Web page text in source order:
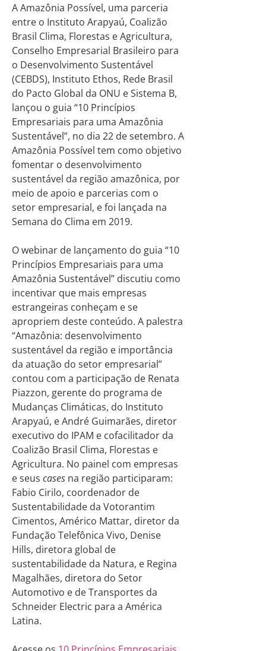
A Amazônia Possível, uma parceria
entre o Instituto Arapyaú, Coalizão
Brasil Clima, Florestas e Agricultura,
Conselho Empresarial Brasileiro para
o Desenvolvimento Sustentável
(CEBDS), Instituto Ethos, Rede Brasil
do Pacto Global da ONU e Sistema B,
lançou o guia “10 Princípios
Empresariais para uma Amazônia
Sustentável”, no dia 22 de setembro. A
Amazônia Possível tem como objetivo
fomentar o desenvolvimento
sustentável da região amazônica, por
meio de apoio e parcerias com o
setor empresarial, e foi lançada na
Semana do Clima em 2019.
O webinar de lançamento do guia “10
Princípios Empresariais para uma
Amazônia Sustentável” discutiu como
incentivar que mais empresas
estrangeiras conheçam e se
apropriem deste conteúdo. A palestra
“Amazônia: desenvolvimento
sustentável da região e importância
da atuação do setor empresarial”
contou com a participação de Renata
Piazzon, gerente do programa de
Mudanças Climáticas, do Instituto
Arapyaú, e André Guimarães, diretor
executivo do IPAM e cofacilitador da
Coalizão Brasil Clima, Florestas e
Agricultura. No painel com empresas
e seus cases na região participaram:
Fabio Cirilo, coordenador de
Sustentabilidade da Votorantim
Cimentos, Américo Mattar, diretor da
Fundação Telefônica Vivo, Denise
Hills, diretora global de
sustentabilidade da Natura, e Regina
Magalhães, diretora do Setor
Automotivo e de Transportes da
Schneider Electric para a América
Latina.